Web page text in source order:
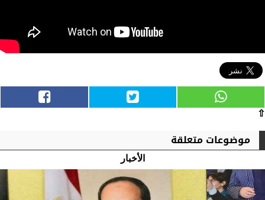
⇧
موضوعات متعلقة
الأخبار